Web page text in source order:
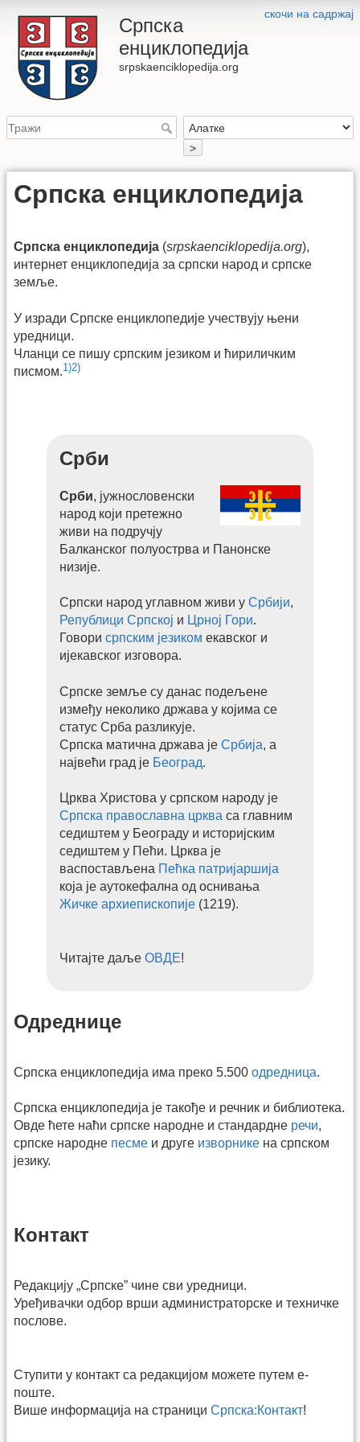
скочи на садржај
Српска
енциклопедија
srpskaenciklopedija.org
>
Српска енциклопедија
Српска енциклопедија (srpskaenciklopedija.org),
интернет енциклопедија за српски народ и српске
земље.
У изради Српске енциклопедије учествују њени
уредници.
Чланци се пишу српским језиком и ћириличким
писмом.1)2)
Срби
Срби, јужнословенски
народ који ​претежно
живи на подручју ​
Балканског полуострва ​и Панонске
низије.
Српски народ углавном живи уСрбији, ​
Републици Српској и Црној Гори.
Говорисрпским језиком екавског и
ијекавског изговора.
Српске земље су данас подељене
између неколико држава у којима се
статус Срба разликује.
Српска матична држава јеСрбија, а
највећи град је Београд.
Црква Христова у српском народу је
Српска православна црква са главним
седиштем у Београду и историјским
седиштем у Пећи. Црква је
васпостављена Пећка патријаршија
која је аутокефална од оснивања
Жичке архиепископије (1219).
Читајте даљеОВДЕ!
Одреднице
Српска енциклопедија има преко 5.500 одредница.
Српска енциклопедија је такође и речник и библиотека.
Овде ћете наћи српске народне и стандардне речи,
српске народне песме и друге изворнике на српском
језику.
Контакт
Редакцију „Српске” чине сви уредници.
Уређивачки одбор врши администраторске и техничке
послове.
Ступити у контакт са редакцијом можете путем е-
поште.
Више информација на страници Српска:Контакт!